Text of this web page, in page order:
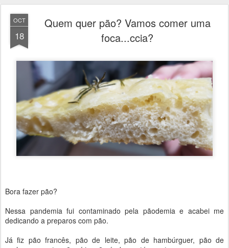
OCT
18
Quem quer pão? Vamos comer uma
foca...ccia?
Bora fazer pão?
Nessa pandemia fui contaminado pela pãodemia e acabei me
dedicando a preparos com pão.
Já fiz pão francês, pão de leite, pão de hambúrguer, pão de